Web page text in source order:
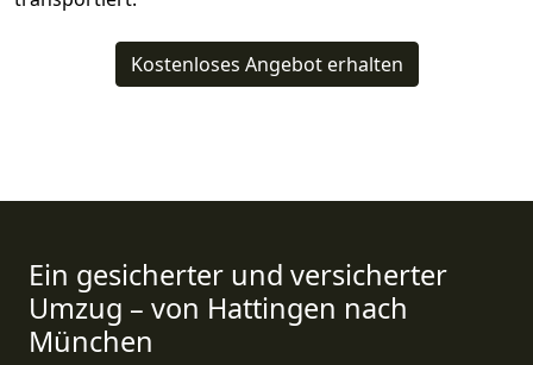
Kostenloses Angebot erhalten
Ein gesicherter und versicherter
Umzug – von Hattingen nach
München